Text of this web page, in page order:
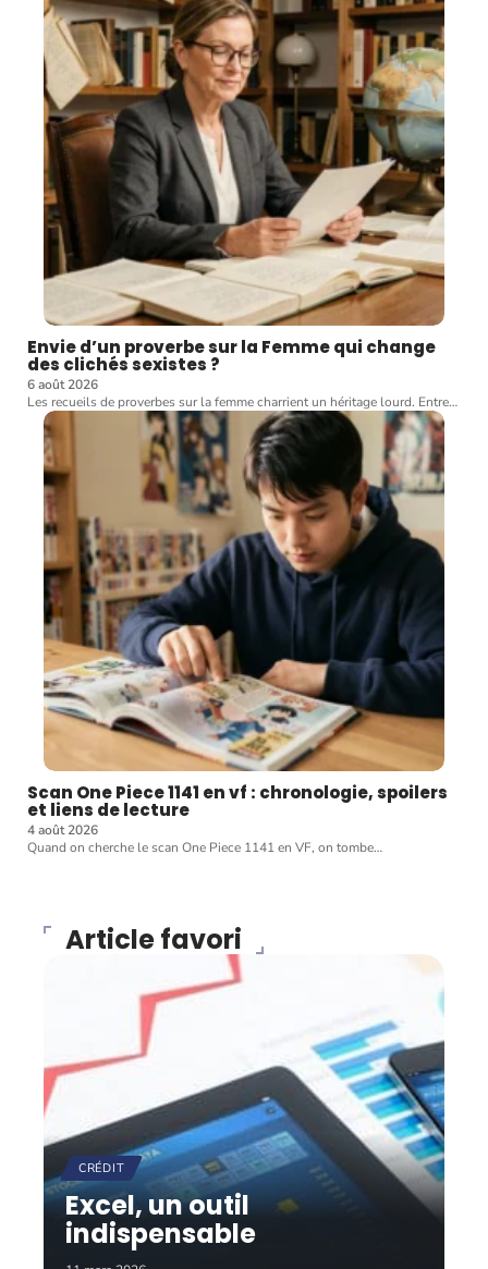
Envie d’un proverbe sur la Femme qui change
des clichés sexistes ?
6 août 2026
Les recueils de proverbes sur la femme charrient un héritage lourd. Entre…
Scan One Piece 1141 en vf : chronologie, spoilers
et liens de lecture
4 août 2026
Quand on cherche le scan One Piece 1141 en VF, on tombe…
Article favori
CRÉDIT
Excel, un outil
indispensable